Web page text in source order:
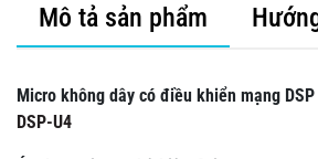
Mô tả sản phẩm
Micro không dây có điều khiển mạng
DSP-U4